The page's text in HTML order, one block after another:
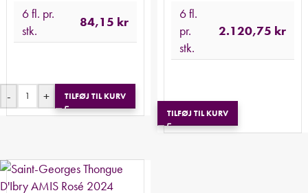
6 fl. pr.
stk.
84,15 kr
- + TILFØJ TIL KURV
6 fl.
pr.
stk.
2.120,75 kr
TILFØJ TIL KURV